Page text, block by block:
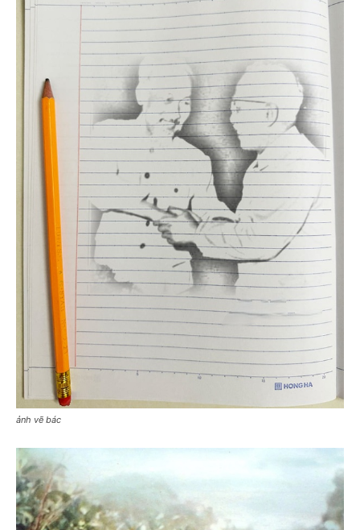
ảnh vẽ bác